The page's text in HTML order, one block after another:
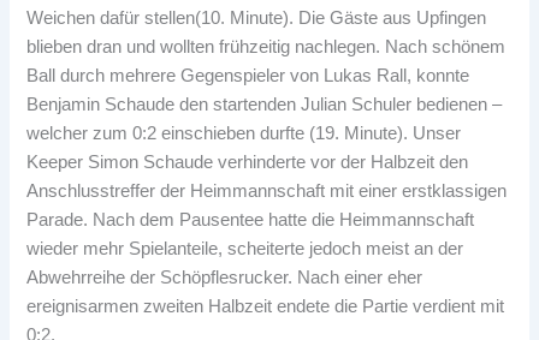
Weichen dafür stellen(10. Minute). Die Gäste aus Upfingen
blieben dran und wollten frühzeitig nachlegen. Nach schönem
Ball durch mehrere Gegenspieler von Lukas Rall, konnte
Benjamin Schaude den startenden Julian Schuler bedienen –
welcher zum 0:2 einschieben durfte (19. Minute). Unser
Keeper Simon Schaude verhinderte vor der Halbzeit den
Anschlusstreffer der Heimmannschaft mit einer erstklassigen
Parade. Nach dem Pausentee hatte die Heimmannschaft
wieder mehr Spielanteile, scheiterte jedoch meist an der
Abwehrreihe der Schöpflesrucker. Nach einer eher
ereignisarmen zweiten Halbzeit endete die Partie verdient mit
0:2.